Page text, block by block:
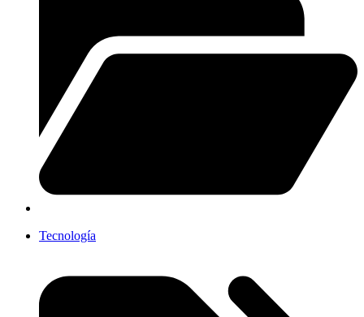
Tecnología